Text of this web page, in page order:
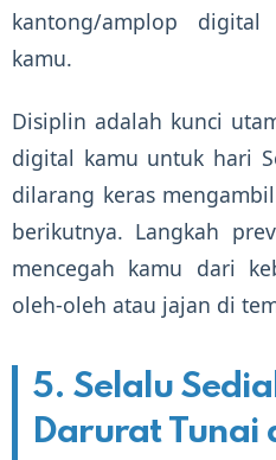
kantong/amplop
kamu.
Disiplin adalah kunci
digital kamu untuk hari
dilarang keras
berikutnya. Langkah
mencegah kamu dari
oleh-oleh atau jajan di
5. Selalu
Darurat Tunai